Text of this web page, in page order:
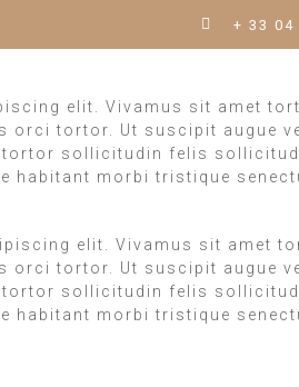
+ 33 04
elit. Vivamus sit amet
orci tortor. Ut suscipit augue
tortor sollicitudin felis
habitant morbi tristique
elit. Vivamus sit amet
orci tortor. Ut suscipit augue
tortor sollicitudin felis
habitant morbi tristique